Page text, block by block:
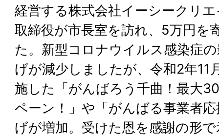
経営する株式会社イーシークリ
取締役が市長室を訪れ、5万円を
た。新型コロナウイルス感染症
げが減少しましたが、令和2年11
施した「がんばろう千曲！最大
ペーン！」や「がんばる事業者
げが増加。受けた恩を感謝の形